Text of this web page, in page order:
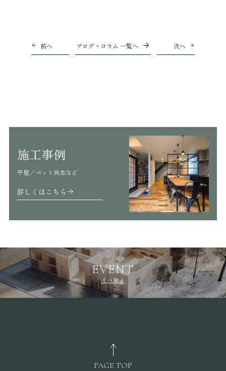
前へ ブログ・コラム 一覧へ 次へ
施工事例
平屋／ペット共生など
詳しくはこちら
EVENT
イベント
PAGE TOP